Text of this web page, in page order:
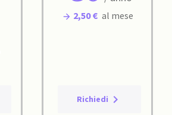
2,50 € al mese
Richiedi